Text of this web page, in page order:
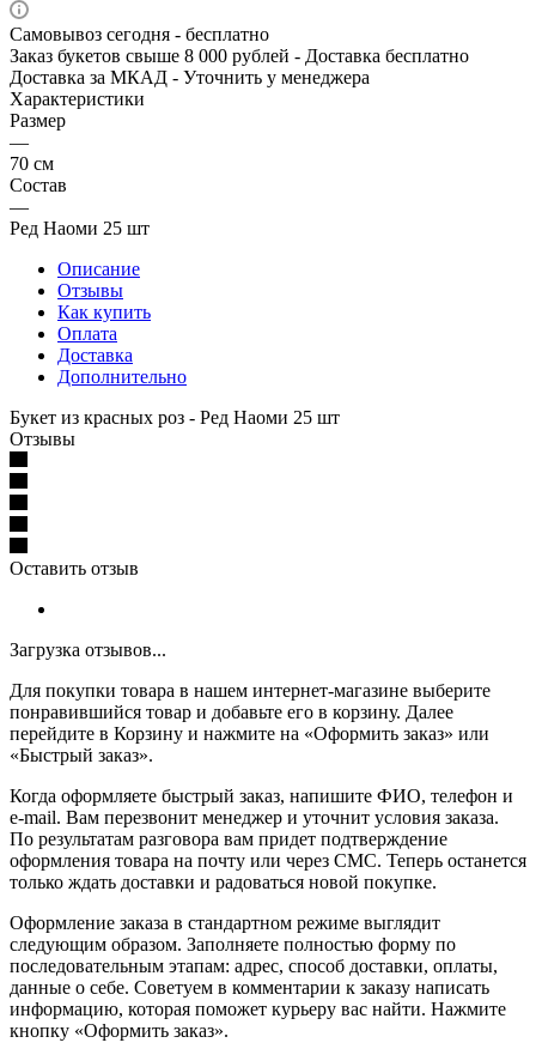
Самовывоз сегодня - бесплатно
Заказ букетов свыше 8 000 рублей - Доставка бесплатно
Доставка за МКАД - Уточнить у менеджера
Характеристики
Размер
—
70 см
Состав
—
Ред Наоми 25 шт
Описание
Отзывы
Как купить
Оплата
Доставка
Дополнительно
Букет из красных роз - Ред Наоми 25 шт
Отзывы
Оставить отзыв
Загрузка отзывов...
Для покупки товара в нашем интернет-магазине выберите
понравившийся товар и добавьте его в корзину. Далее
перейдите в Корзину и нажмите на «Оформить заказ» или
«Быстрый заказ».
Когда оформляете быстрый заказ, напишите ФИО, телефон и
e-mail. Вам перезвонит менеджер и уточнит условия заказа.
По результатам разговора вам придет подтверждение
оформления товара на почту или через СМС. Теперь останется
только ждать доставки и радоваться новой покупке.
Оформление заказа в стандартном режиме выглядит
следующим образом. Заполняете полностью форму по
последовательным этапам: адрес, способ доставки, оплаты,
данные о себе. Советуем в комментарии к заказу написать
информацию, которая поможет курьеру вас найти. Нажмите
кнопку «Оформить заказ».